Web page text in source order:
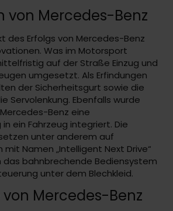
von Mercedes-Benz
des Erfolgs von Mercedes-Benz
Was im Motorsport
auf der Straße Einzug und
umgesetzt. Als Erfindungen
der Sicherheitsgurt sowie die
Servolenkung. Ebenfalls wurde
Benz eine
ein Fahrzeug integriert. Die
unter anderem auf
Namen „Intelligent Next Drive“
bahnbrechende Bediensystem
unter dem Blechkleid.
von Mercedes-Benz